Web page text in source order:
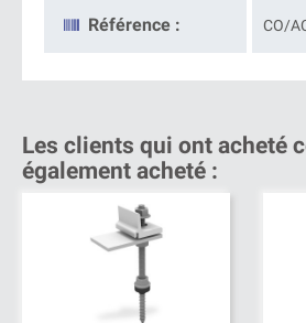
Référence : CO/
Les clients qui ont acheté
également acheté :